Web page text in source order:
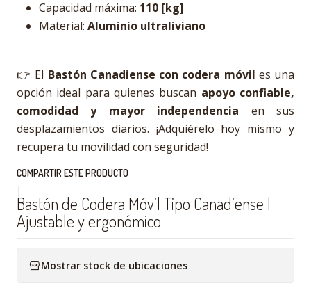
Capacidad máxima: 110 [kg]
Material: Aluminio ultraliviano
👉 El Bastón Canadiense con codera móvil es una
opción ideal para quienes buscan apoyo confiable,
comodidad y mayor independencia en sus
desplazamientos diarios. ¡Adquiérelo hoy mismo y
recupera tu movilidad con seguridad!
COMPARTIR ESTE PRODUCTO
|
Bastón de Codera Móvil Tipo Canadiense |
Ajustable y ergonómico
Mostrar stock de ubicaciones